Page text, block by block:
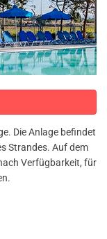
Die Anlage befindet
Strandes. Auf dem
Verfügbarkeit, für